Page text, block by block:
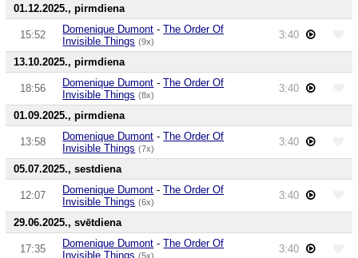
01.12.2025., pirmdiena
15:52 Domenique Dumont -The Order Of
Invisible Things (9x)
3:40
13.10.2025., pirmdiena
18:56 Domenique Dumont -The Order Of
Invisible Things (8x)
3:40
01.09.2025., pirmdiena
13:58 Domenique Dumont -The Order Of
Invisible Things (7x)
3:40
05.07.2025., sestdiena
12:07 Domenique Dumont -The Order Of
Invisible Things (6x)
3:40
29.06.2025., svētdiena
17:35 Domenique Dumont -The Order Of
Invisible Things (5x)
3:40